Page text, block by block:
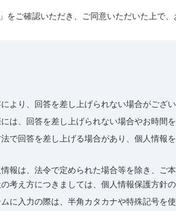
をご確認いただき、ご同意いただいた上で
より、回答を差し上げられない場合がござ
は、回答を差し上げられない場合やお時間
で回答を差し上げる場合があり、個人情報
報は、法令で定められた場合等を除き、ご
考え方につきましては、個人情報保護方針
に入力の際は、半角カタカナや特殊記号を